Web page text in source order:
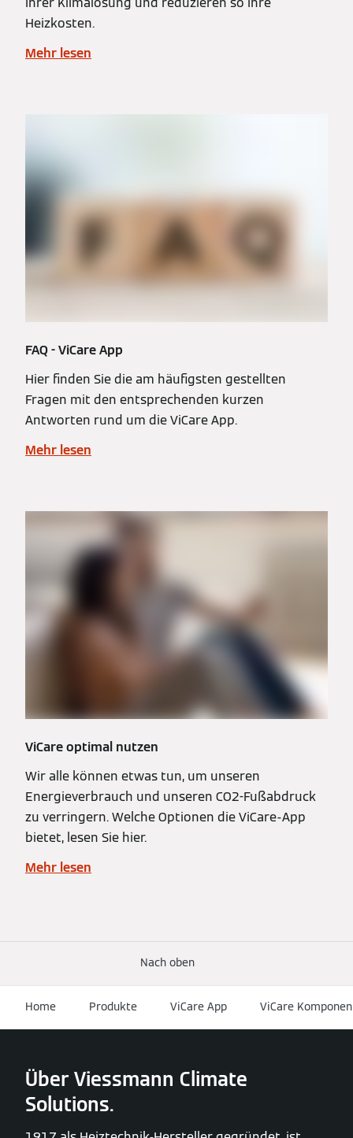
Heizkosten.
Mehr lesen
FAQ - ViCare App
Hier finden Sie die am häufigsten gestellten
Fragen mit den entsprechenden kurzen
Antworten rund um die ViCare App.
Mehr lesen
ViCare optimal nutzen
Wir alle können etwas tun, um unseren
Energieverbrauch und unseren CO2-Fußabdruck
zu verringern. Welche Optionen die ViCare-App
bietet, lesen Sie hier.
Mehr lesen
Nach oben
Home Produkte ViCare App ViCare
Über Viessmann Climate
Solutions.